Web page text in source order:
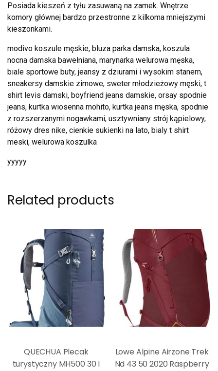
Posiada kieszeń z tyłu zasuwaną na zamek. Wnętrze
komory głównej bardzo przestronne z kilkoma mniejszymi
kieszonkami.
modivo koszule męskie, bluza parka damska, koszula
nocna damska bawełniana, marynarka welurowa męska,
biale sportowe buty, jeansy z dziurami i wysokim stanem,
sneakersy damskie zimowe, sweter młodzieżowy męski, t
shirt levis damski, boyfriend jeans damskie, orsay spodnie
jeans, kurtka wiosenna mohito, kurtka jeans męska, spodnie
z rozszerzanymi nogawkami, usztywniany strój kąpielowy,
różowy dres nike, cienkie sukienki na lato, bialy t shirt
meski, welurowa koszulka
yyyyy
Related products
QUECHUA Plecak
turystyczny MH500 30 l
Lowe Alpine Airzone Trek
Nd 43 50 2020 Raspberry